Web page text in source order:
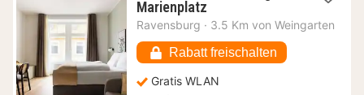
Marienplatz1
Nacht
65,79
€
Ravensburg · 3.5 Km von Weingarten
Rabatt freischalten
Gratis WLAN